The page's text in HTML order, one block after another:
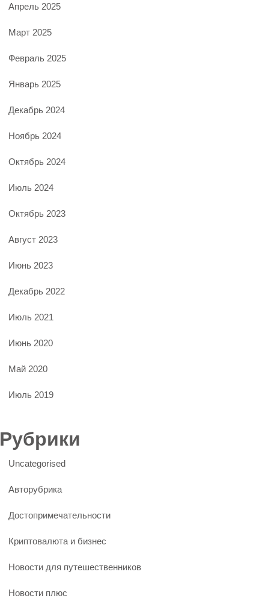
Апрель 2025
Март 2025
Февраль 2025
Январь 2025
Декабрь 2024
Ноябрь 2024
Октябрь 2024
Июль 2024
Октябрь 2023
Август 2023
Июнь 2023
Декабрь 2022
Июль 2021
Июнь 2020
Май 2020
Июль 2019
Рубрики
Uncategorised
Авторубрика
Достопримечательности
Криптовалюта и бизнес
Новости для путешественников
Новости плюс